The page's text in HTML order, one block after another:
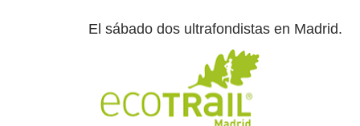
El sábado dos ultrafondistas en Madrid.